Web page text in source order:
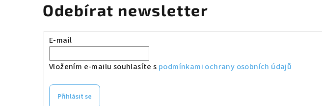
Odebírat newsletter
E-mail
Vložením e-mailu souhlasíte s podmínkami ochrany osobních údajů
Přihlásit se